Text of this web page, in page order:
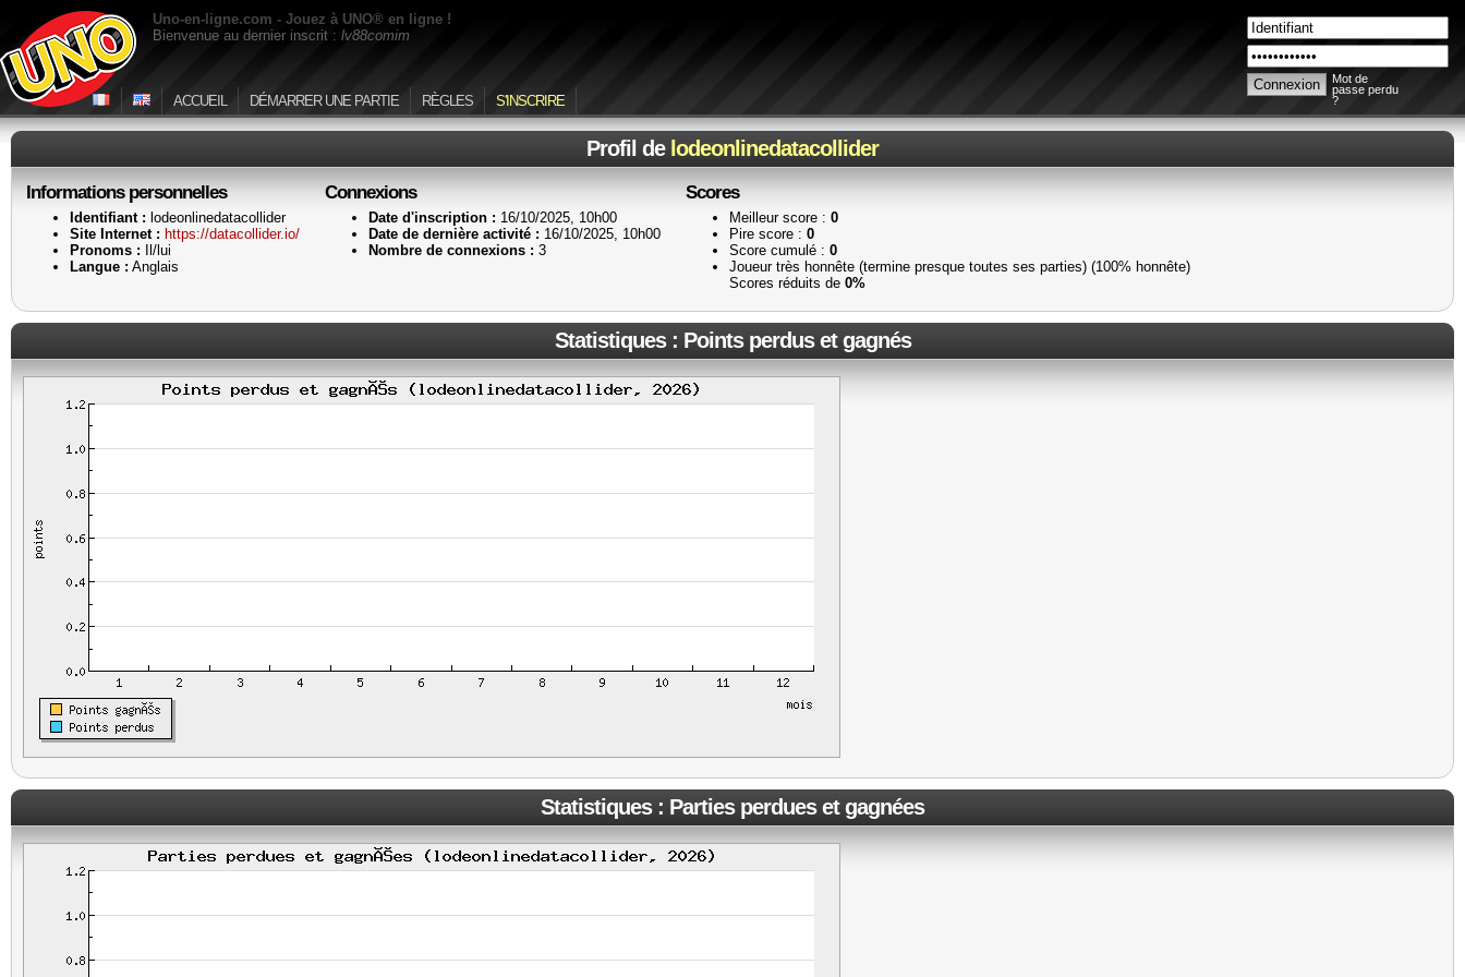
Uno-en-ligne.com - Jouez à UNO® en ligne !
Bienvenue au dernier inscrit : lv88comim
Mot de
passe perdu
?
ACCUEIL DÉMARRER UNE PARTIE RÈGLES S'INSCRIRE
Profil de lodeonlinedatacollider
Informations personnelles
Identifiant : lodeonlinedatacollider
Site Internet : https://datacollider.io/
Pronoms : Il/lui
Langue : Anglais
Connexions
Date d'inscription : 16/10/2025, 10h00
Date de dernière activité : 16/10/2025, 10h00
Nombre de connexions : 3
Scores
Meilleur score : 0
Pire score : 0
Score cumulé : 0
Joueur très honnête (termine presque toutes ses parties) (100% honnête)
Scores réduits de 0%
Statistiques : Points perdus et gagnés
Statistiques : Parties perdues et gagnées